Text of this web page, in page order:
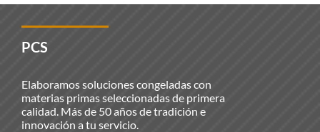
PCS
Elaboramos soluciones congeladas con
materias primas seleccionadas de primera
calidad. Más de 50 años de tradición e
innovación a tu servicio.